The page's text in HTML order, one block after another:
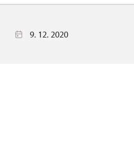
9. 12. 2020